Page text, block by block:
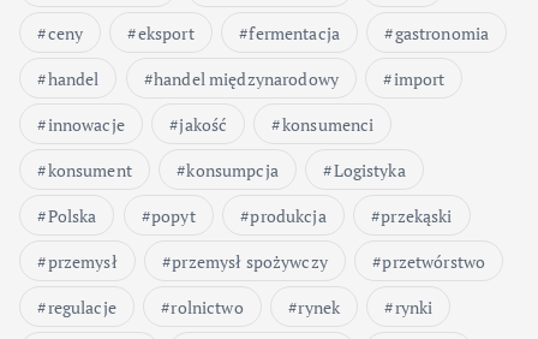
ceny
eksport fermentacja
gastronomia
handel
handel międzynarodowy
import
innowacje
jakość
konsumenci
konsument
konsumpcja
Logistyka
Polska
popyt produkcja
przekąski
przemysł
przemysł spożywczy
przetwórstwo
regulacje
rolnictwo rynek
rynki